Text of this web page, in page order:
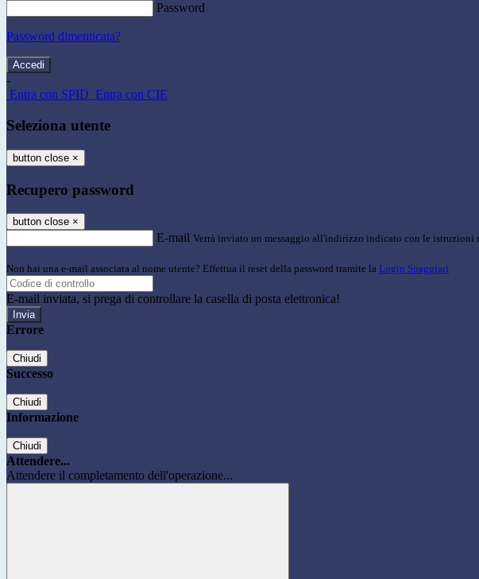
Password
Password dimenticata?
-
Entra con SPID Entra con CIE
Seleziona utente
button close ×
Recupero password
button close ×
E-mail Verrà inviato un messaggio all'indirizzo indicato con le istruzioni
Non hai una e-mail associata al nome utente? Effettua il reset della password tramite la Login Spaggiari
E-mail inviata, si prega di controllare la casella di posta elettronica!
Errore
Chiudi
Successo
Chiudi
Informazione
Chiudi
Attendere...
Attendere il completamento dell'operazione...